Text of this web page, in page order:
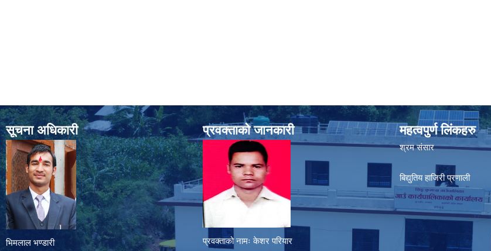
सूचना अधिकारी
भिमलाल भण्डारी
प्रवक्ताको जानकारी
प्रवक्ताको नामः केशर परियार
महत्वपुर्ण लिंकहरु
श्रम संसार
बिद्युतिय हाजिरी प्रणाली